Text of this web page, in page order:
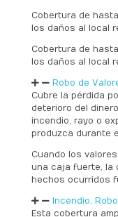
Cobertura de
los daños al local
Cobertura de
los daños al local
Robo de
Cubre la pérdida
deterioro del
incendio, rayo o
produzca durante
Cuando los
una caja fuerte, la
hechos ocurridos
Incendio,
Esta cobertura